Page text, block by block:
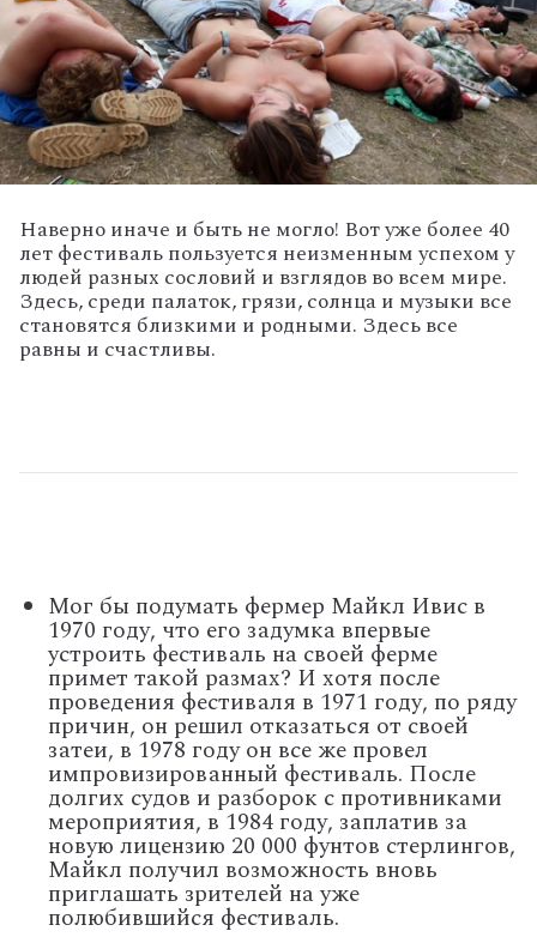
Наверно иначе и быть не могло! Вот уже более 40
лет фестиваль пользуется неизменным успехом у
людей разных сословий и взглядов во всем мире.
Здесь, среди палаток, грязи, солнца и музыки все
становятся близкими и родными. Здесь все
равны и счастливы.
Мог бы подумать фермер Майкл Ивис в
1970 году, что его задумка впервые
устроить фестиваль на своей ферме
примет такой размах? И хотя после
проведения фестиваля в 1971 году, по ряду
причин, он решил отказаться от своей
затеи, в 1978 году он все же провел
импровизированный фестиваль. После
долгих судов и разборок с противниками
мероприятия, в 1984 году, заплатив за
новую лицензию 20 000 фунтов стерлингов,
Майкл получил возможность вновь
приглашать зрителей на уже
полюбившийся фестиваль.